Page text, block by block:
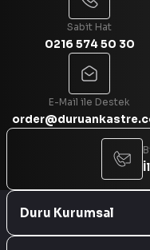
Sabit Hat
0216 574 50 30
E-Mail ile Destek
Duru Kurumsal